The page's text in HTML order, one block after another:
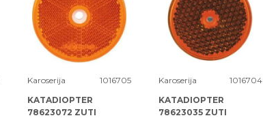
Karoserija
1016705
KATADIOPTER
78623072 ZUTI
Karoserija
1016704
KATADIOPTER
78623035 ZUTI